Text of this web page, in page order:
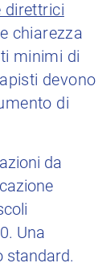
direttrici
chiarezza
minimi di
devono
di
da
Una
standard.